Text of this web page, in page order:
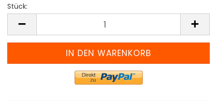
Stück: